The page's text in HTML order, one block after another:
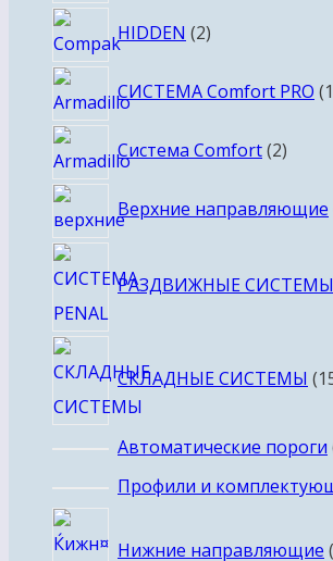
HIDDEN 22
СИСТЕМА Comfort PRO
Система Comfort 22
Верхние направляющие
РАЗДВИЖНЫЕ СИСТЕМЫ
СКЛАДНЫЕ СИСТЕМЫ
Автоматические пороги
Профили и
Нижние направляющие